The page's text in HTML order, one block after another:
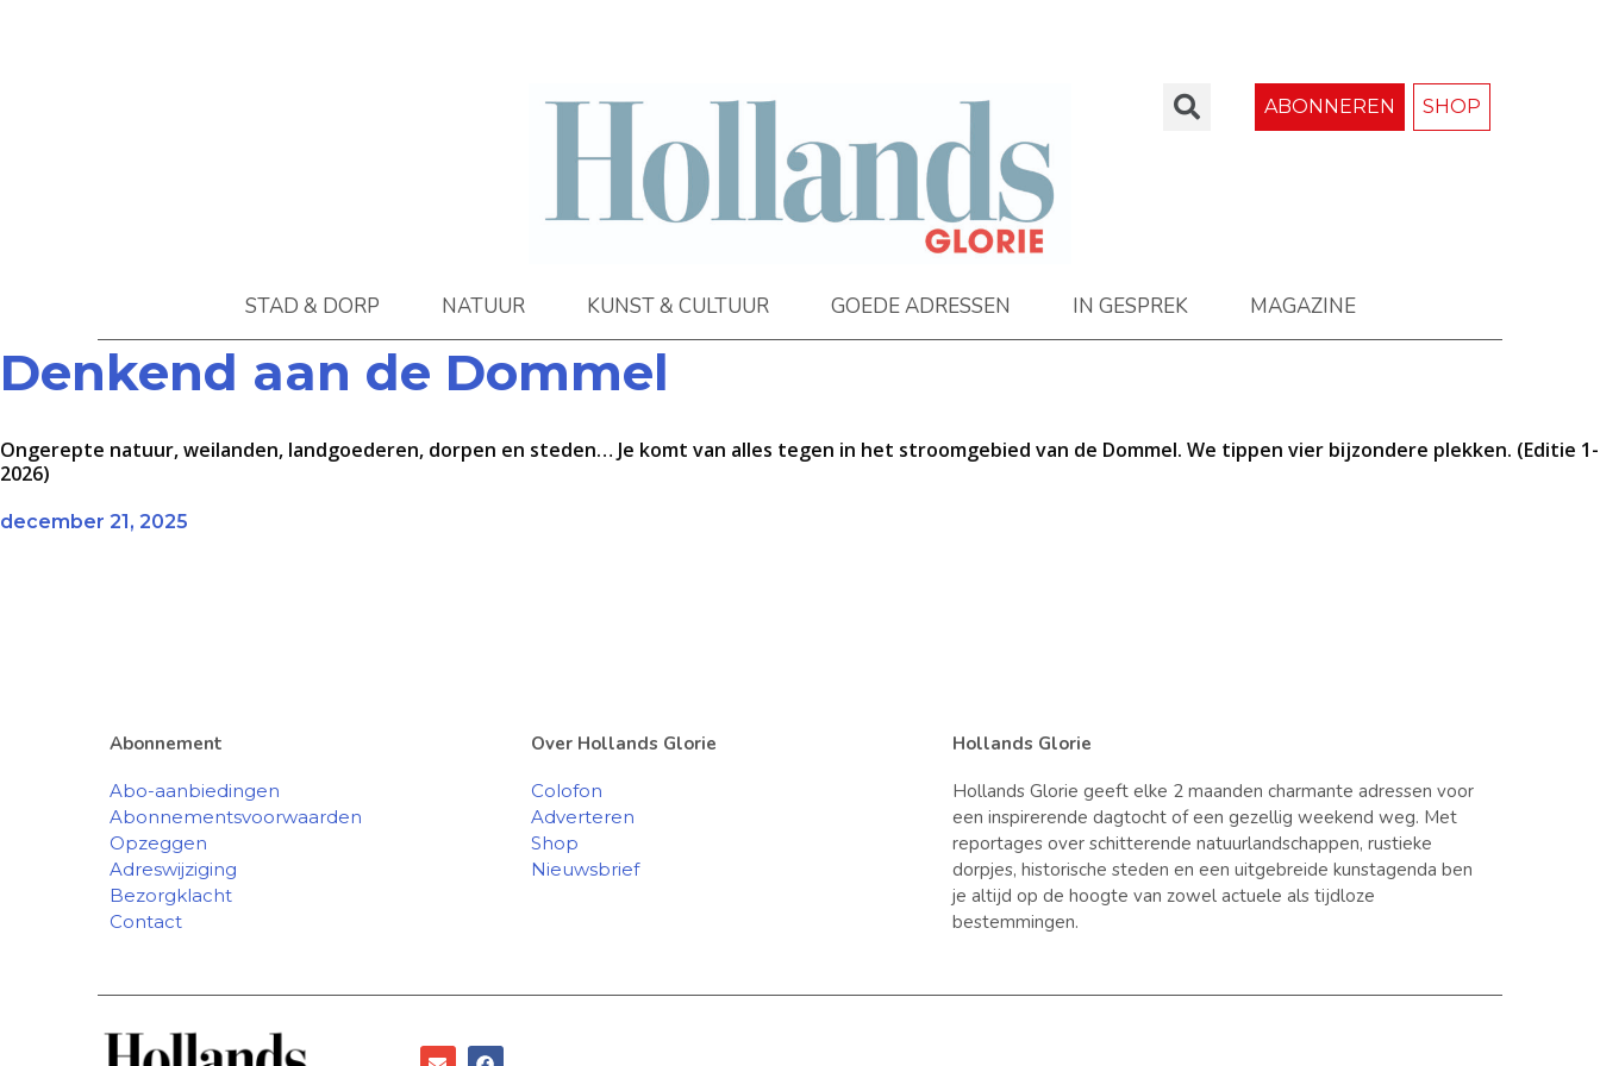
ABONNEREN SHOP
STAD & DORP NATUUR KUNST & CULTUUR GOEDE ADRESSEN IN GESPREK MAGAZINE
Denkend aan de Dommel
Ongerepte natuur, weilanden, landgoederen, dorpen en steden… Je komt van alles tegen in het stroomgebied van de Dommel. We tippen vier bijzondere plekken. (Editie 1-
2026)
december 21, 2025
Abonnement
Abo-aanbiedingen
Abonnementsvoorwaarden
Opzeggen
Adreswijziging
Bezorgklacht
Contact
Over Hollands Glorie
Colofon
Adverteren
Shop
Nieuwsbrief
Hollands Glorie
Hollands Glorie geeft elke 2 maanden charmante adressen voor
een inspirerende dagtocht of een gezellig weekend weg. Met
reportages over schitterende natuurlandschappen, rustieke
dorpjes, historische steden en een uitgebreide kunstagenda ben
je altijd op de hoogte van zowel actuele als tijdloze
bestemmingen.